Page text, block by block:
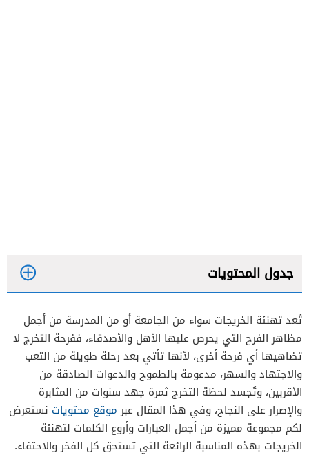
جدول المحتويات
تُعد تهنئة الخريجات سواء من الجامعة أو من المدرسة من أجمل
مظاهر الفرح التي يحرص عليها الأهل والأصدقاء، ففرحة التخرج لا
تضاهيها أي فرحة أخرى، لأنها تأتي بعد رحلة طويلة من التعب
والاجتهاد والسهر، مدعومة بالطموح والدعوات الصادقة من
الأقربين، وتُجسد لحظة التخرج ثمرة جهد سنوات من المثابرة
والإصرار على النجاح، وفي هذا المقال عبرموقع محتويات نستعرض
لكم مجموعة مميزة من أجمل العبارات وأروع الكلمات لتهنئة
الخريجات بهذه المناسبة الرائعة التي تستحق كل الفخر والاحتفاء.